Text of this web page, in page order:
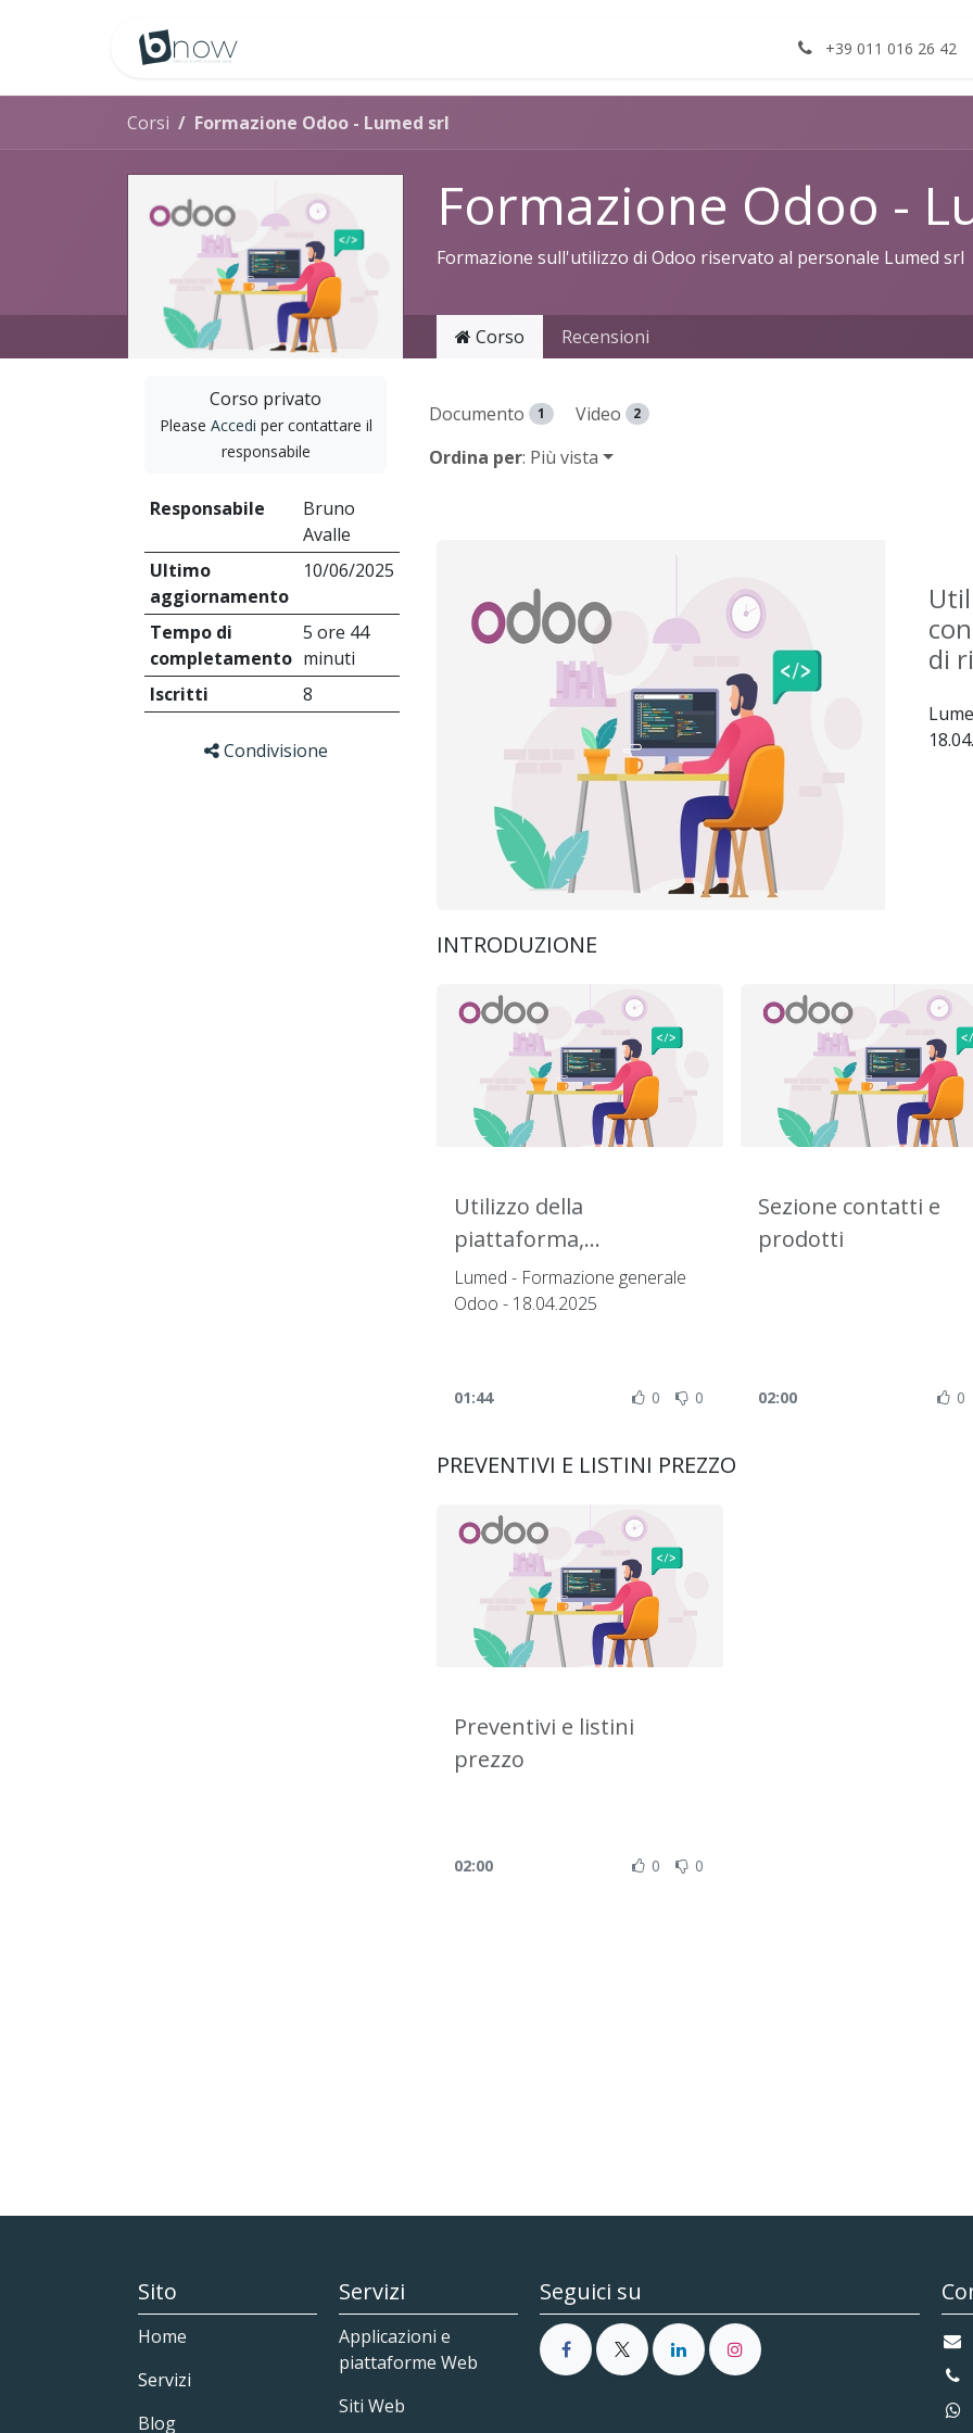
+39 011 016 26 42
Corsi Formazione Odoo - Lumed srl
Formazione Odoo -
Formazione sull'utilizzo di Odoo riservato al personale Lumed srl
Corso privato
Please Accedi per contattare il
responsabile
Responsabile
Bruno
Avalle
Ultimo
aggiornamento
10/06/2025
Tempo di
completamento
5 ore 44
minuti
Iscritti
8
Condivisione
Corso Recensioni
Documento 1 Video 2
Ordina per: Più vista
di
INTRODUZIONE
Utilizzo della
piattaforma,
consultazione dati e
metodi di ricerca
Lumed - Formazione generale
Odoo - 18.04.2025
01:44 0 0
Sezione contatti e
prodotti
02:00 0
PREVENTIVI E LISTINI PREZZO
Preventivi e listini
prezzo
02:00 0 0
Sito
Home
Servizi
Blog
Seguici su
Servizi
Applicazioni e
piattaforme Web
Siti Web